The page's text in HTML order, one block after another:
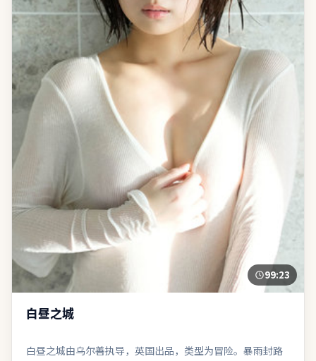
99:23
白昼之城
白昼之城由乌尔善执导，英国出品，类型为冒险。暴雨封路